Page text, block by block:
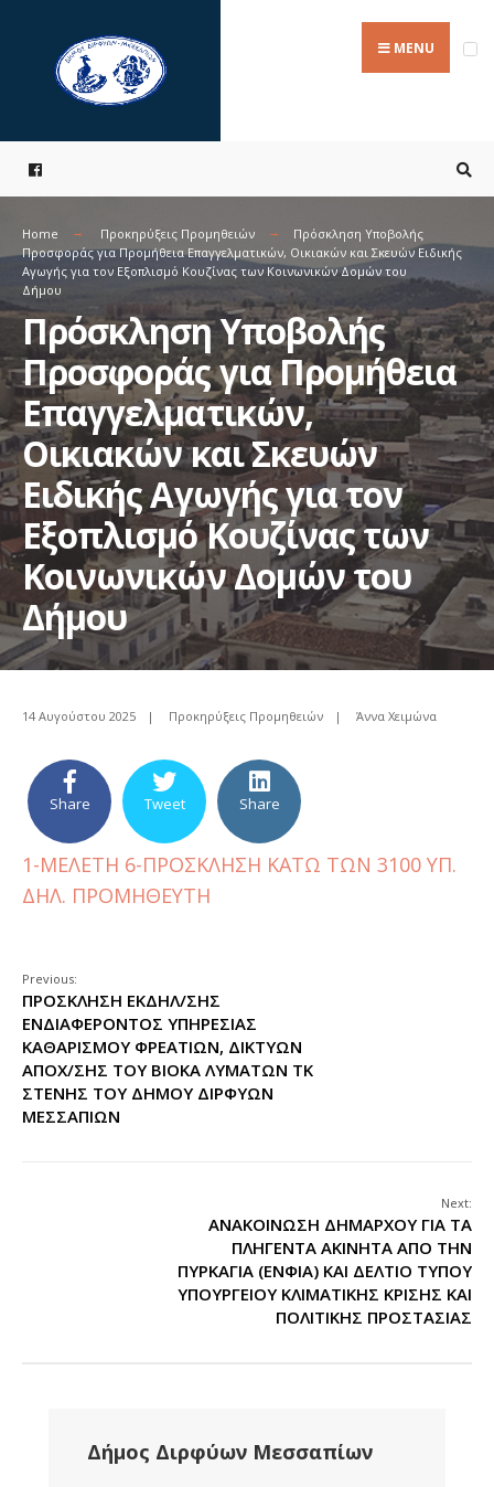
content
MENU
Home Προκηρύξεις Προμηθειών
Πρόσκληση Υποβολής
Προσφοράς για Προμήθεια Επαγγελματικών, Οικιακών και Σκευών Ειδικής
Αγωγής για τον Εξοπλισμό Κουζίνας των Κοινωνικών Δομών του
Δήμου
Πρόσκληση Υποβολής
Προσφοράς για Προμήθεια
Επαγγελματικών,
Οικιακών και Σκευών
Ειδικής Αγωγής για τον
Εξοπλισμό Κουζίνας των
Κοινωνικών Δομών του
Δήμου
14 Αυγούστου 2025 | Προκηρύξεις Προμηθειών | Άννα Χειμώνα
Share Tweet Share
1-ΜΕΛΕΤΗ 6-ΠΡΟΣΚΛΗΣΗ ΚΑΤΩ ΤΩΝ 3100 ΥΠ.
ΔΗΛ. ΠΡΟΜΗΘΕΥΤΗ
Previous:
ΠΡΟΣΚΛΗΣΗ ΕΚΔΗΛ/ΣΗΣ
ΕΝΔΙΑΦΕΡΟΝΤΟΣ ΥΠΗΡΕΣΙΑΣ
ΚΑΘΑΡΙΣΜΟΥ ΦΡΕΑΤΙΩΝ, ΔΙΚΤΥΩΝ
ΑΠΟΧ/ΣΗΣ ΤΟΥ ΒΙΟΚΑ ΛΥΜΑΤΩΝ ΤΚ
ΣΤΕΝΗΣ ΤΟΥ ΔΗΜΟΥ ΔΙΡΦΥΩΝ
ΜΕΣΣΑΠΙΩΝ
Next:
ΑΝΑΚΟΙΝΩΣΗ ΔΗΜΑΡΧΟΥ ΓΙΑ ΤΑ
ΠΛΗΓΕΝΤΑ ΑΚΙΝΗΤΑ ΑΠΟ ΤΗΝ
ΠΥΡΚΑΓΙΑ (ΕΝΦΙΑ) ΚΑΙ ΔΕΛΤΙΟ ΤΥΠΟΥ
ΥΠΟΥΡΓΕΙΟΥ ΚΛΙΜΑΤΙΚΗΣ ΚΡΙΣΗΣ ΚΑΙ
ΠΟΛΙΤΙΚΗΣ ΠΡΟΣΤΑΣΙΑΣ
Δήμος Διρφύων Μεσσαπίων
for: